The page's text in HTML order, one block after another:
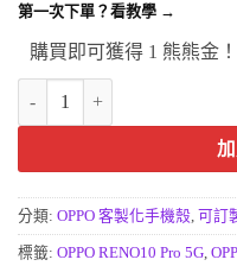
第一次下單？看教學 →
購買即可獲得 1 熊熊金！
分類: OPPO 客製化手機殼, 可訂
標籤: OPPO RENO10 Pro 5G,